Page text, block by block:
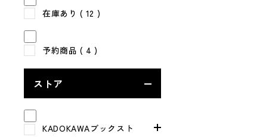
在庫あり ( 12 )
予約商品 ( 4 )
ストア
KADOKAWAブックスト